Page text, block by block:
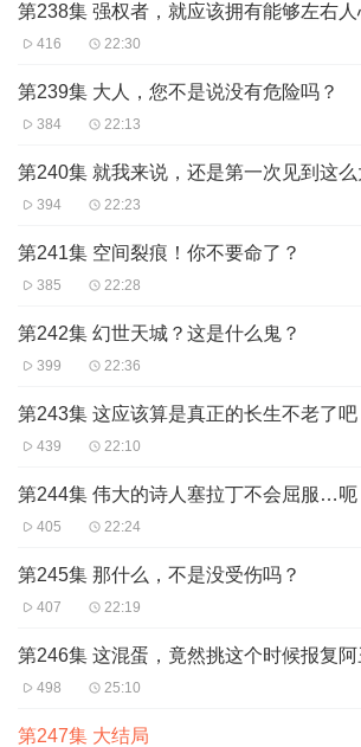
1、本作品为付费有声书，前29集为免
2、版权归原作者所有，严禁翻录成任何
3、在购买过程中，如果您有任何问题，
询在线客服：
第一步：您可在喜马拉雅APP【账号...
416 22:30
第239集 大人，您不是说没有危险吗？
384 22:13
第240集 就我来说，还是第一次见到这
394 22:23
第241集 空间裂痕！你不要命了？
385 22:28
第242集 幻世天城？这是什么鬼？
399 22:36
第243集 这应该算是真正的长生不老了吧
439 22:10
第244集 伟大的诗人塞拉丁不会屈服…呃
405 22:24
第245集 那什么，不是没受伤吗？
407 22:19
第246集 这混蛋，竟然挑这个时候报复阿
498 25:10
第247集 大结局